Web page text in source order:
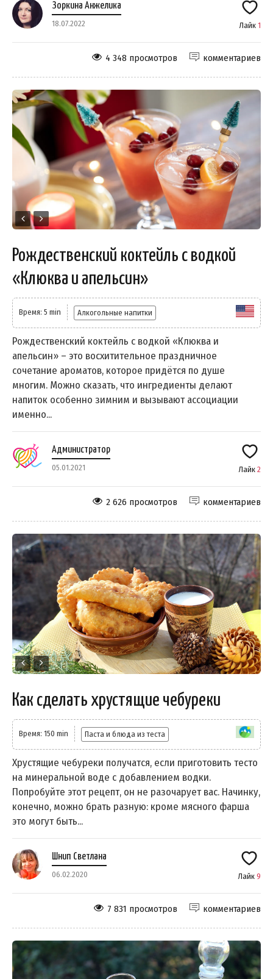
Зоркина Анжелика
18.07.2022 Лайк 1
комментариев
4 348 просмотров
Рождественский коктейль с водкой
«Клюква и апельсин»
Время: 5 min Алкогольные напитки
Рождественский коктейль с водкой «Клюква и
апельсин» – это восхитительное праздничное
сочетание ароматов, которое придётся по душе
многим. Можно сказать, что ингредиенты делают
напиток особенно зимним и вызывают ассоциации
именно...
Администратор
05.01.2021 Лайк 2
комментариев
2 626 просмотров
Как сделать хрустящие чебуреки
Время: 150 min Паста и блюда из теста
Хрустящие чебуреки получатся, если приготовить тесто
на минеральной воде с добавлением водки.
Попробуйте этот рецепт, он не разочарует вас. Начинку,
конечно, можно брать разную: кроме мясного фарша
это могут быть...
Шнип Светлана
06.02.2020 Лайк 9
комментариев
7 831 просмотров